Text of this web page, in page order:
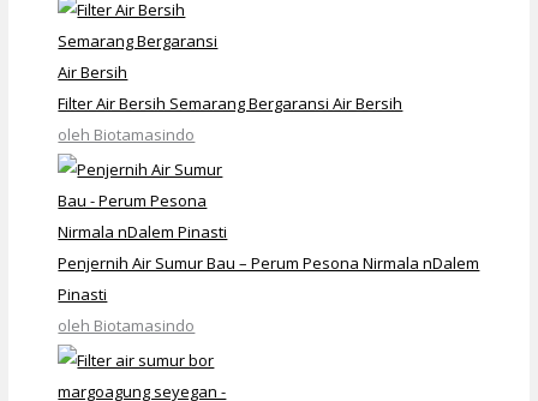
Filter Air Bersih Semarang Bergaransi Air Bersih
oleh Biotamasindo
Penjernih Air Sumur Bau – Perum Pesona Nirmala nDalem
Pinasti
oleh Biotamasindo